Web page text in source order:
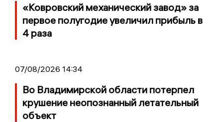
«Ковровский механический завод» за
первое полугодие увеличил прибыль в
4 раза
07/08/2026 14:34
Во Владимирской области потерпел
крушение неопознанный летательный
объект